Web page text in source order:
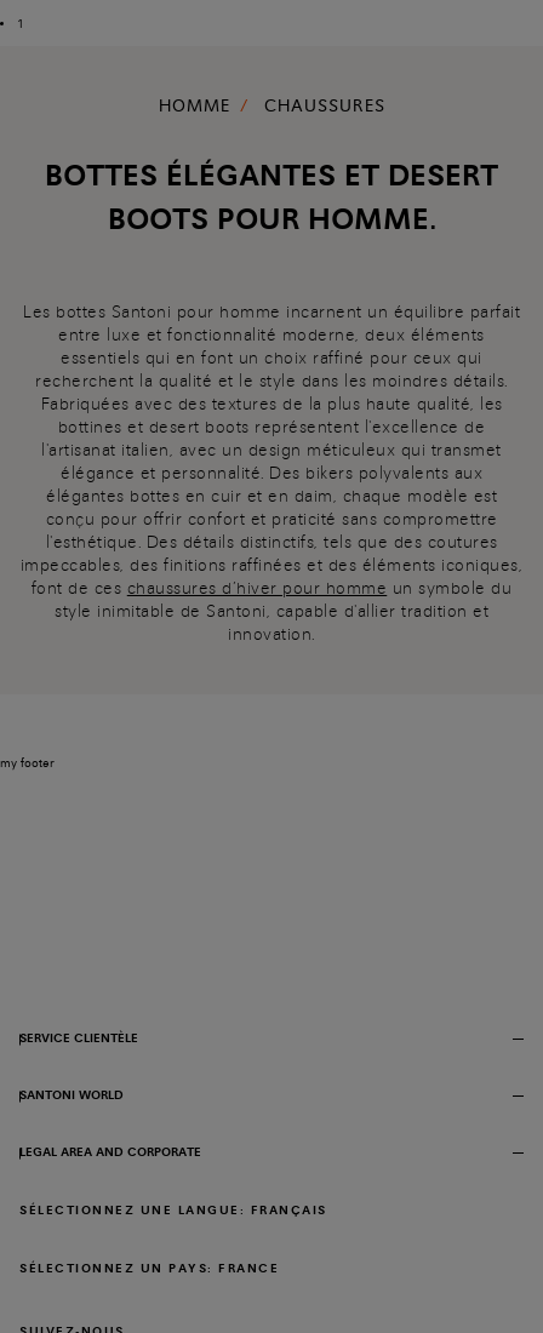
1
HOMME CHAUSSURES
BOTTES ÉLÉGANTES ET DESERT
BOOTS POUR HOMME.
Les bottes Santoni pour homme incarnent un équilibre parfait
entre luxe et fonctionnalité moderne, deux éléments
essentiels qui en font un choix raffiné pour ceux qui
recherchent la qualité et le style dans les moindres détails.
Fabriquées avec des textures de la plus haute qualité, les
bottines et desert boots représentent l'excellence de
l'artisanat italien, avec un design méticuleux qui transmet
élégance et personnalité. Des bikers polyvalents aux
élégantes bottes en cuir et en daim, chaque modèle est
conçu pour offrir confort et praticité sans compromettre
l'esthétique. Des détails distinctifs, tels que des coutures
impeccables, des finitions raffinées et des éléments iconiques,
font de ces chaussures d’hiver pour homme un symbole du
style inimitable de Santoni, capable d'allier tradition et
innovation.
my footer
SERVICE CLIENTÈLE
SANTONI WORLD
LEGAL AREA AND CORPORATE
SÉLECTIONNEZ UNE LANGUE: FRANÇAIS
SÉLECTIONNEZ UN PAYS: FRANCE